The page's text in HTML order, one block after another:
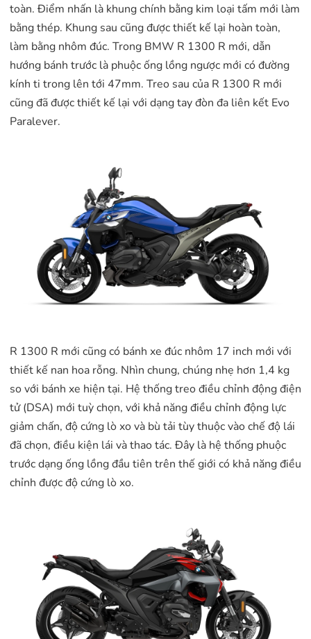
toàn. Điểm nhấn là khung chính bằng kim loại tấm mới làm
bằng thép. Khung sau cũng được thiết kế lại hoàn toàn,
làm bằng nhôm đúc. Trong BMW R 1300 R mới, dẫn
hướng bánh trước là phuộc ống lồng ngược mới có đường
kính ti trong lên tới 47mm. Treo sau của R 1300 R mới
cũng đã được thiết kế lại với dạng tay đòn đa liên kết Evo
Paralever.
R 1300 R mới cũng có bánh xe đúc nhôm 17 inch mới với
thiết kế nan hoa rỗng. Nhìn chung, chúng nhẹ hơn 1,4 kg
so với bánh xe hiện tại. Hệ thống treo điều chỉnh động điện
tử (DSA) mới tuỳ chọn, với khả năng điều chỉnh động lực
giảm chấn, độ cứng lò xo và bù tải tùy thuộc vào chế độ lái
đã chọn, điều kiện lái và thao tác. Đây là hệ thống phuộc
trước dạng ống lồng đầu tiên trên thế giới có khả năng điều
chỉnh được độ cứng lò xo.